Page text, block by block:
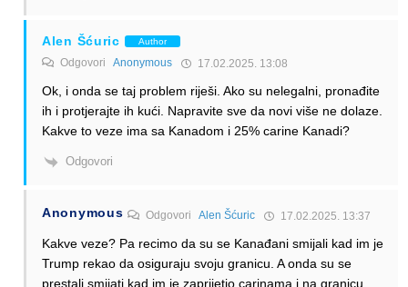
Alen Šćuric Author
Odgovori Anonymous 17.02.2025. 13:08
Ok, i onda se taj problem riješi. Ako su nelegalni, pronađite
ih i protjerajte ih kući. Napravite sve da novi više ne dolaze.
Kakve to veze ima sa Kanadom i 25% carine Kanadi?
Odgovori
Anonymous OdgovoriAlen Šćuric 17.02.2025. 13:37
Kakve veze? Pa recimo da su se Kanađani smijali kad im je
Trump rekao da osiguraju svoju granicu. A onda su se
prestali smijati kad im je zaprijetio carinama i na granicu